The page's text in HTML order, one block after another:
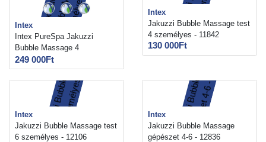
Intex
Intex PureSpa Jakuzzi
Bubble Massage 4
személyes - 28426
249 000Ft
Intex
Jakuzzi Bubble Massage test
4 személyes - 11842
130 000Ft
Intex
Jakuzzi Bubble Massage test
6 személyes - 12106
Intex
Jakuzzi Bubble Massage
gépészet 4-6 - 12836